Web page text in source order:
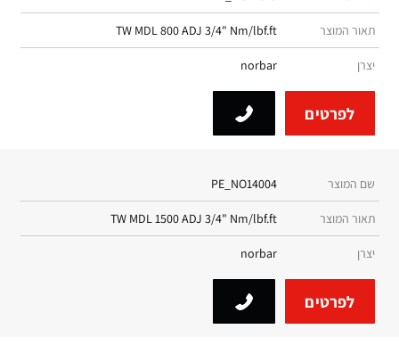
תאור המוצר TW MDL 800 ADJ 3/4" Nm/lbf.ft
יצרן norbar
לפרטים
שם המוצר PE_NO14004
תאור המוצר TW MDL 1500 ADJ 3/4" Nm/lbf.ft
יצרן norbar
לפרטים